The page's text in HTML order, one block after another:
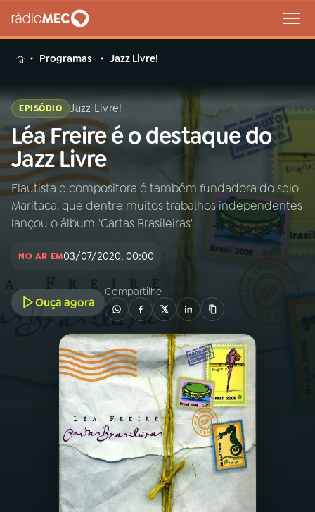
MENU
Buscar
na
Rádio
MEC
Início AO VIVO
01INÍCIO
02A RÁDIO
PROGRAMAÇÃO
PROGRAMAS
PODCASTS
VIDEOCASTS
Programas Jazz Livre!
EPISÓDIO Jazz Livre!
Léa Freire é o destaque do
Jazz Livre
Flautista e compositora é também fundadora do selo
Maritaca, que dentre muitos trabalhos independentes
lançou o álbum "Cartas Brasileiras"
NO AR EM03/07/2020, 00:00
Ouça agora
Compartilhe